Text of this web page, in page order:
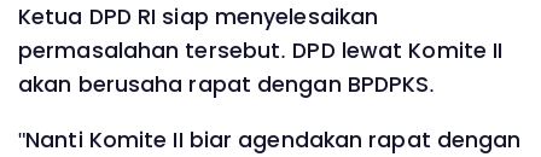
Ketua DPD RI siap menyelesaikan
permasalahan tersebut. DPD lewat Komite II
akan berusaha rapat dengan BPDPKS.
"Nanti Komite II biar agendakan rapat dengan